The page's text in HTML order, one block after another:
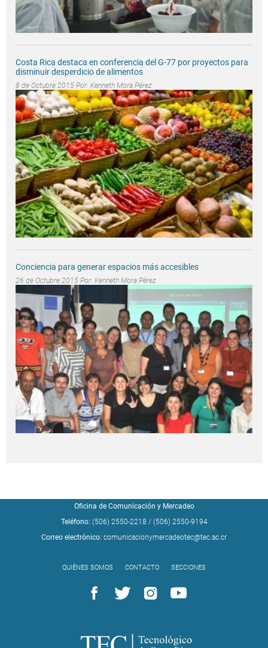
Costa Rica destaca en conferencia del G-77 por proyectos para
disminuir desperdicio de alimentos
8 de Octubre 2015 Por: Kenneth Mora Pérez
Conciencia para generar espacios más accesibles
26 de Octubre 2015 Por: Kenneth Mora Pérez
Oficina de Comunicación y Mercadeo
Teléfono: (506) 2550-2218 / (506) 2550-9194
Correo electrónico: comunicacionymercadeotec@tec.ac.cr
QUIÉNES SOMOS CONTACTO SECCIONES